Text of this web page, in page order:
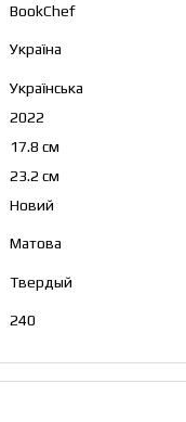
BookChef
Україна
Українська
2022
17.8 см
23.2 см
Новий
Матова
Твердый
240